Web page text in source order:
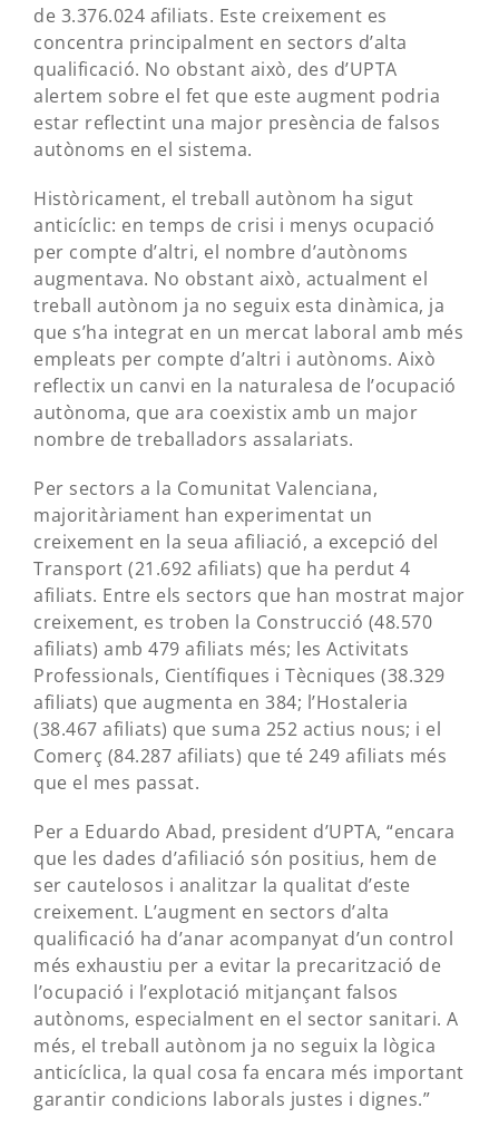
de 3.376.024 afiliats. Este creixement es
concentra principalment en sectors d’alta
qualificació. No obstant això, des d’UPTA
alertem sobre el fet que este augment podria
estar reflectint una major presència de falsos
autònoms en el sistema.
Històricament, el treball autònom ha sigut
anticíclic: en temps de crisi i menys ocupació
per compte d’altri, el nombre d’autònoms
augmentava. No obstant això, actualment el
treball autònom ja no seguix esta dinàmica, ja
que s’ha integrat en un mercat laboral amb més
empleats per compte d’altri i autònoms. Això
reflectix un canvi en la naturalesa de l’ocupació
autònoma, que ara coexistix amb un major
nombre de treballadors assalariats.
Per sectors a la Comunitat Valenciana,
majoritàriament han experimentat un
creixement en la seua afiliació, a excepció del
Transport (21.692 afiliats) que ha perdut 4
afiliats. Entre els sectors que han mostrat major
creixement, es troben la Construcció (48.570
afiliats) amb 479 afiliats més; les Activitats
Professionals, Científiques i Tècniques (38.329
afiliats) que augmenta en 384; l’Hostaleria
(38.467 afiliats) que suma 252 actius nous; i el
Comerç (84.287 afiliats) que té 249 afiliats més
que el mes passat.
Per a Eduardo Abad, president d’UPTA, “encara
que les dades d’afiliació són positius, hem de
ser cautelosos i analitzar la qualitat d’este
creixement. L’augment en sectors d’alta
qualificació ha d’anar acompanyat d’un control
més exhaustiu per a evitar la precarització de
l’ocupació i l’explotació mitjançant falsos
autònoms, especialment en el sector sanitari. A
més, el treball autònom ja no seguix la lògica
anticíclica, la qual cosa fa encara més important
garantir condicions laborals justes i dignes.”